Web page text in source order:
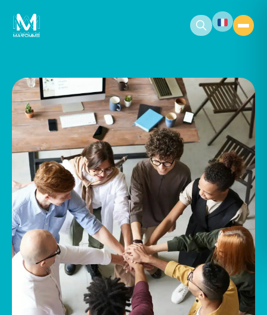
principal